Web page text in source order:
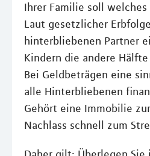
Ihrer Familie soll welches
Laut gesetzlicher
hinterbliebenen Partner
Kindern die andere
Bei Geldbeträgen eine
alle Hinterbliebenen
Gehört eine Immobilie
Nachlass schnell zum